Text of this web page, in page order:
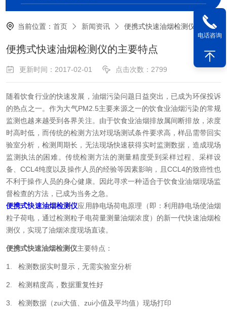
当前位置：首页 新闻资讯 便携式快速油烟检测仪的主要特点
便携式快速油烟检测仪的主要特点
更新时间：2017-02-01 点击次数：2799
随着饮食行业的快速发展，油烟污染问题日益突出，已成为环保投诉
的热点之一。作为大气PM2.5主要来源之一的饮食业油烟污染的常规
监测也越来越受到各界关注。由于饮食业油烟排放属间断排放，浓度
时高时低，而传统的检测方法对现场测试条件要求高，样品需带回实
验室分析，检测周期长，无法现场快速获得实时监测数据，造成现场
监测执法的困难。传统检测方法的测量精度受到采样过程、采样设
备、CCL4纯度以及操作人员的经验等因素影响，且CCL4的致癌性也
不利于操作人员的身心健康。因此寻求一种适合于饮食业油烟现场监
督检查的方法，已成为当务之急。
便携式快速油烟检测仪应用静电场荷电原理（即：利用静电场使油烟
粒子荷电，通过检测粒子电荷量测量油烟浓度）的新一代快速油烟检
测仪，实现了油烟浓度现场直读。
便携式快速油烟检测仪主要特点：
1. 检测数据实时显示，无需实验室分析
2. 检测精度高，数据重复性好
3. 检测数据（zui大值、zui小值及平均值）现场打印
电话咨询